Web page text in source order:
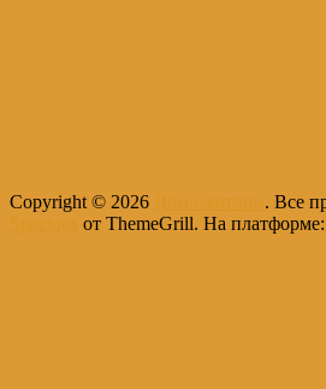
Copyright © 2026
. Все
от ThemeGrill. На платформе: